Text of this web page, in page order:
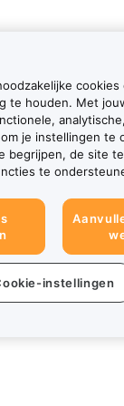
te houden. Met
je instellingen te
begrijpen, de site
te
instellingen